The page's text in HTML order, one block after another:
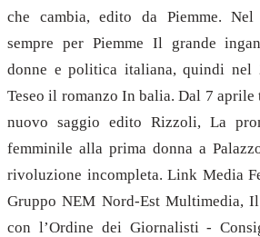
che cambia, edito da Piemme.
sempre per Piemme Il grande
donne e politica italiana, quindi nel
Teseo il romanzo In balia. Dal 7
nuovo saggio edito Rizzoli, La
femminile alla prima donna a
rivoluzione incompleta. Link Media
Gruppo NEM Nord-Est Multimedia,
con l’Ordine dei Giornalisti -